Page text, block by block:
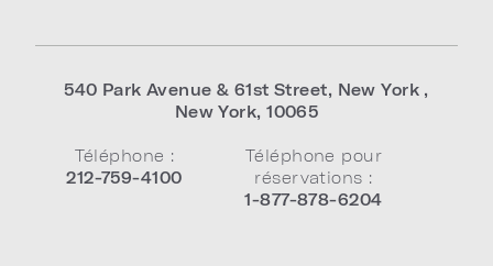
540 Park Avenue & 61st Street, New York ,
New York,10065
Téléphone :
212-759-4100
Téléphone pour
réservations :
1-877-878-6204